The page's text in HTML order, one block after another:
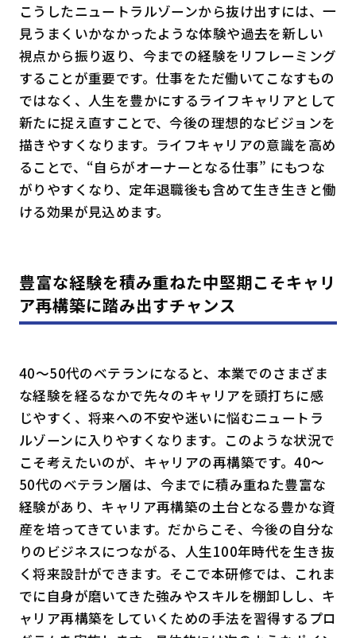
こうしたニュートラルゾーンから抜け出すには、一
見うまくいかなかったような体験や過去を新しい
視点から振り返り、今までの経験をリフレーミング
することが重要です。仕事をただ働いてこなすもの
ではなく、人生を豊かにするライフキャリアとして
新たに捉え直すことで、今後の理想的なビジョンを
描きやすくなります。ライフキャリアの意識を高め
ることで、“自らがオーナーとなる仕事” にもつな
がりやすくなり、定年退職後も含めて生き生きと働
ける効果が見込めます。
豊富な経験を積み重ねた中堅期こそキャリ
ア再構築に踏み出すチャンス
40～50代のベテランになると、本業でのさまざま
な経験を経るなかで先々のキャリアを頭打ちに感
じやすく、将来への不安や迷いに悩むニュートラ
ルゾーンに入りやすくなります。このような状況で
こそ考えたいのが、キャリアの再構築です。40～
50代のベテラン層は、 今までに積み重ねた豊富な
経験があり、キャリア再構築の土台となる豊かな資
産を培ってきています。だからこそ、今後の自分な
りのビジネスにつながる、人生100年時代を生き抜
く将来設計ができます。そこで本研修では、これま
でに自身が磨いてきた強みやスキルを棚卸しし、キ
ャリア再構築をしていくための手法を習得するプロ